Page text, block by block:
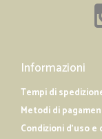
Informazioni
Tempi di
Metodi di
Condizioni d'uso e